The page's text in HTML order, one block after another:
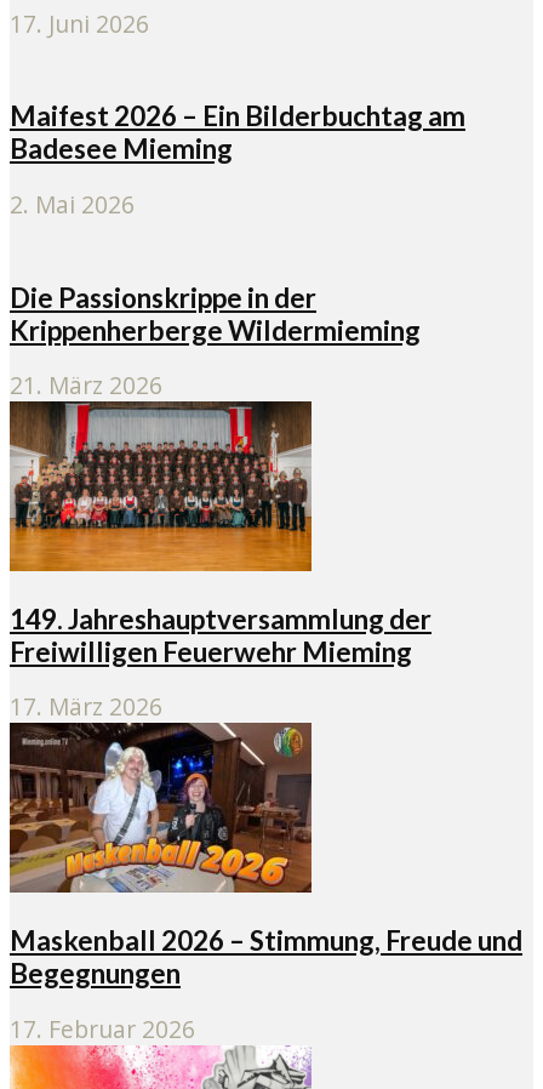
17. Juni 2026
Maifest 2026 – Ein Bilderbuchtag am
Badesee Mieming
2. Mai 2026
Die Passionskrippe in der
Krippenherberge Wildermieming
21. März 2026
149. Jahreshauptversammlung der
Freiwilligen Feuerwehr Mieming
17. März 2026
Maskenball 2026 – Stimmung, Freude und
Begegnungen
17. Februar 2026